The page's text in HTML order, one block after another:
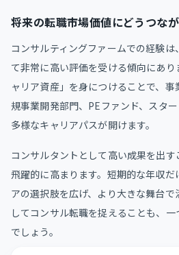
将来の転職市場価値にどうつな
コンサルティングファームでの経験
て非常に高い評価を受ける傾向にあ
ャリア資産」を身につけることで、
規事業開発部門、PEファンド、スター
多様なキャリアパスが開けます。
コンサルタントとして高い成果を出
飛躍的に高まります。短期的な年収だ
アの選択肢を広げ、より大きな舞台
してコンサル転職を捉えることも、
でしょう。